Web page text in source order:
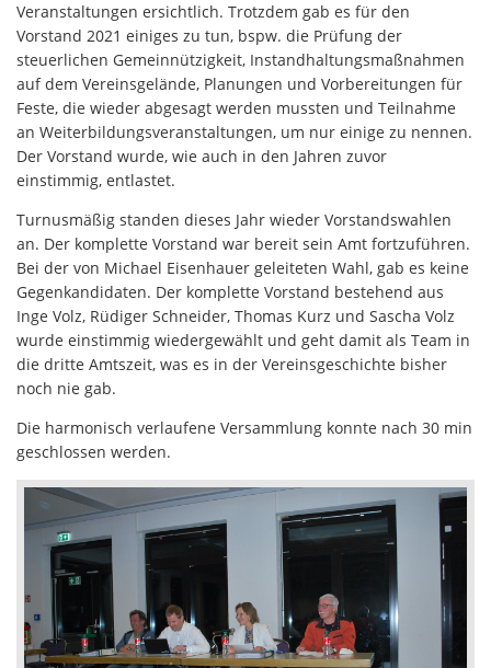
Veranstaltungen ersichtlich. Trotzdem gab es für den
Vorstand 2021 einiges zu tun, bspw. die Prüfung der
steuerlichen Gemeinnützigkeit, Instandhaltungsmaßnahmen
auf dem Vereinsgelände, Planungen und Vorbereitungen für
Feste, die wieder abgesagt werden mussten und Teilnahme
an Weiterbildungsveranstaltungen, um nur einige zu nennen.
Der Vorstand wurde, wie auch in den Jahren zuvor
einstimmig, entlastet.
Turnusmäßig standen dieses Jahr wieder Vorstandswahlen
an. Der komplette Vorstand war bereit sein Amt fortzuführen.
Bei der von Michael Eisenhauer geleiteten Wahl, gab es keine
Gegenkandidaten. Der komplette Vorstand bestehend aus
Inge Volz, Rüdiger Schneider, Thomas Kurz und Sascha Volz
wurde einstimmig wiedergewählt und geht damit als Team in
die dritte Amtszeit, was es in der Vereinsgeschichte bisher
noch nie gab.
Die harmonisch verlaufene Versammlung konnte nach 30 min
geschlossen werden.